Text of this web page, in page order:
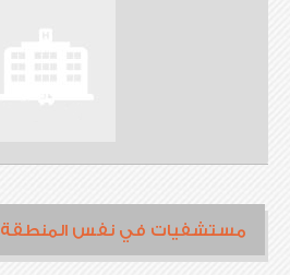
مستشفيات في نفس المنطقة